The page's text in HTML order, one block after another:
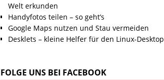
Welt erkunden
Handyfotos teilen – so geht’s
Google Maps nutzen und Stau vermeiden
Desklets – kleine Helfer für den Linux-Desktop
FOLGE UNS BEI FACEBOOK